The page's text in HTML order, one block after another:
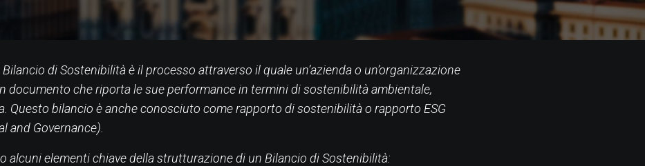
di Sostenibilità è il processo attraverso il quale un’azienda o un’organizzazione
documento che riporta le sue performance in termini di sostenibilità ambientale,
Questo bilancio è anche conosciuto come rapporto di sostenibilità o rapporto ESG
and Governance).
alcuni elementi chiave della strutturazione di un Bilancio di Sostenibilità: